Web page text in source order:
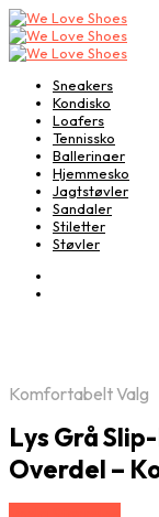
Sneakers
Kondisko
Loafers
Tennissko
Ballerinaer
Hjemmesko
Jagtstøvler
Sandaler
Stiletter
Støvler
Komfortabelt Valg
Lys Grå
Overdel –